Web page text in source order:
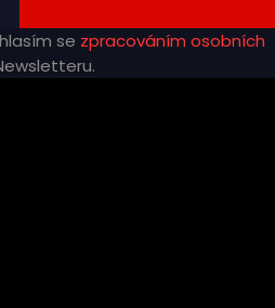
se zpracováním osobních